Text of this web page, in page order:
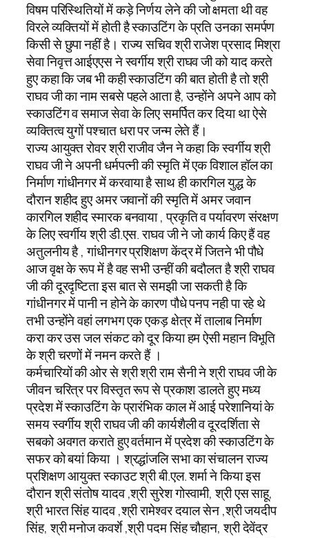
विषम परिस्थितियों में कड़े निर्णय लेने की जो क्षमता थी वह
विरले व्यक्तियों में होती है स्काउटिंग के प्रति उनका समर्पण
किसी से छुपा नहीं है। राज्य सचिव श्री राजेश प्रसाद मिश्रा
सेवा निवृत्त आईएएस ने स्वर्गीय श्री राघव जी को याद करते
हुए कहा कि जब भी कही स्काउटिंग की बात होती है तो श्री
राघव जी का नाम सबसे पहले आता है, उन्होंने अपने आप को
स्काउटिंग व समाज सेवा के लिए समर्पित कर दिया था ऐसे
व्यक्तित्व युगों पश्चात धरा पर जन्म लेते हैं।
राज्य आयुक्त रोवर श्री राजीव जैन ने कहा कि स्वर्गीय श्री
राघव जी ने अपनी धर्मपत्नी की स्मृति में एक विशाल हॉल का
निर्माण गांधीनगर में करवाया है साथ ही कारगिल युद्ध के
दौरान शहीद हुए अमर जवानों की स्मृति में अमर जवान
कारगिल शहीद स्मारक बनवाया , प्रकृति व पर्यावरण संरक्षण
के लिए स्वर्गीय श्री डी.एस. राघव जी ने जो कार्य किए हैं वह
अतुलनीय है , गांधीनगर प्रशिक्षण केंद्र में जितने भी पौधे
आज वृक्ष के रूप में है वह सभी उन्हीं की बदौलत है श्री राघव
जी की दूरदृष्टिता इस बात से समझी जा सकती है कि
गांधीनगर में पानी न होने के कारण पौधे पनप नही पा रहे थे
तभी उन्होंने वहां लगभग एक एकड़ क्षेत्र में तालाब निर्माण
करा कर उस जल संकट को दूर किया हम ऐसी महान विभूति
के श्री चरणों में नमन करते हैं ।
कर्मचारियों की ओर से श्री श्री राम सैनी ने श्री राघव जी के
जीवन चरित्र पर विस्तृत रूप से प्रकाश डालते हुए मध्य
प्रदेश में स्काउटिंग के प्रारंभिक काल में आई परेशानियां के
समय स्वर्गीय श्री राघव जी की कार्यशैली व दूरदर्शिता से
सबको अवगत कराते हुए वर्तमान में प्रदेश की स्काउटिंग के
सफर को बयां किया । श्रद्धांजलि सभा का संचालन राज्य
प्रशिक्षण आयुक्त स्काउट श्री बी.एल. शर्मा ने किया इस
दौरान श्री संतोष यादव ,श्री सुरेश गोस्वामी, श्री एस साहू,
श्री भारत सिंह यादव ,श्री रामेश्वर दयाल सेन ,श्री जयदीप
सिंह, श्री मनोज कवर्शे ,श्री पदम सिंह चौहान, श्री देवेंद्र